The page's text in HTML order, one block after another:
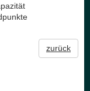
zurück